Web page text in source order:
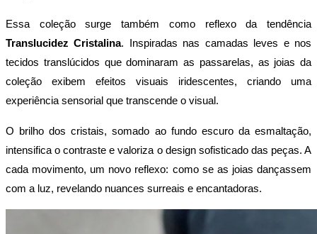
Translucidez Cristalina. Inspiradas nas camadas leves e nos
tecidos translúcidos que dominaram as passarelas, as joias da
coleção exibem efeitos visuais iridescentes, criando uma
experiência sensorial que transcende o visual.
O brilho dos cristais, somado ao fundo escuro da esmaltação,
intensifica o contraste e valoriza o design sofisticado das peças. A
cada movimento, um novo reflexo: como se as joias dançassem
com a luz, revelando nuances surreais e encantadoras.